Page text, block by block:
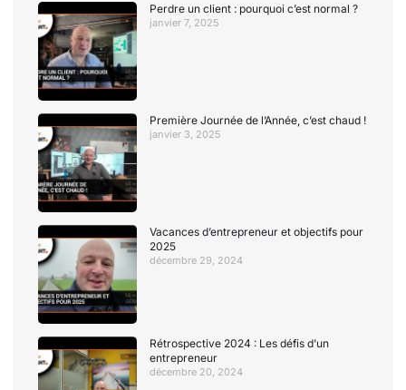
Perdre un client : pourquoi c’est normal ?
janvier 7, 2025
Première Journée de l’Année, c’est chaud !
janvier 3, 2025
Vacances d’entrepreneur et objectifs pour
2025
décembre 29, 2024
Rétrospective 2024 : Les défis d’un
entrepreneur
décembre 20, 2024